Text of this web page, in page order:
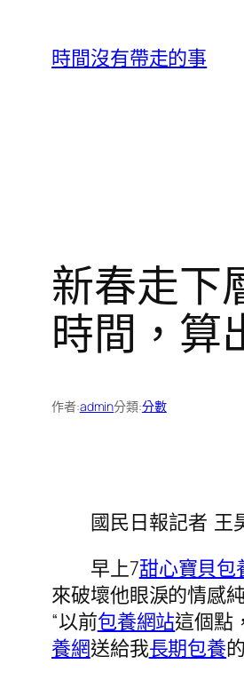
時間沒有帶走的事
新春走下
時間，算
作者:admin分類:分數
國民日報記者 王
早上7甜心寶貝包
來破壞他眼淚的情感
“以前包養網站這個點
養網送給我長期包養